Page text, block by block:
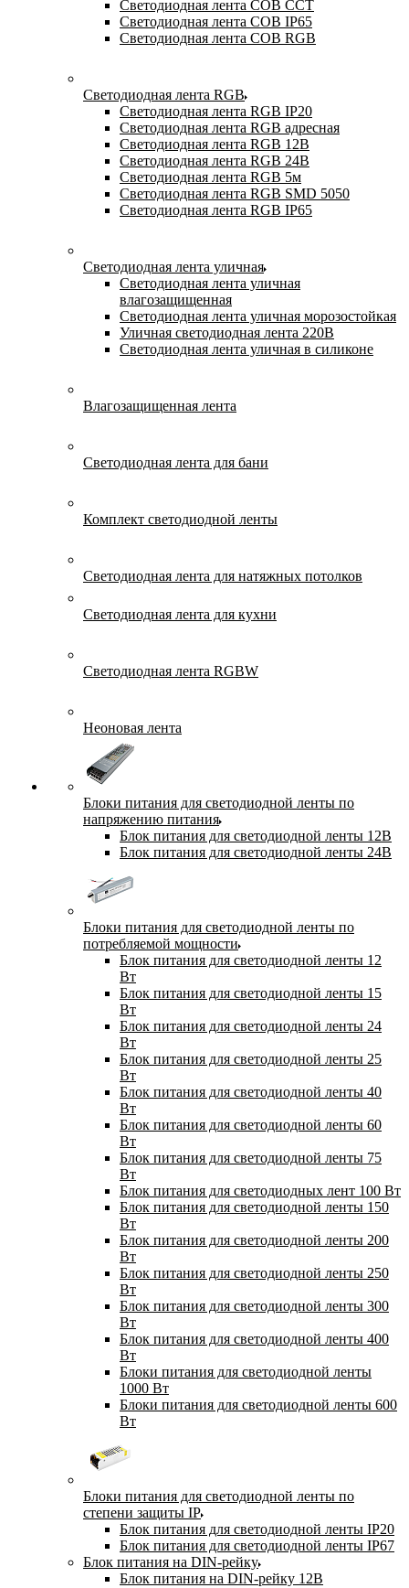
Светодиодная лента COB CCT
Светодиодная лента COB IP65
Светодиодная лента COB RGB
Светодиодная лента RGB
Светодиодная лента RGB IP20
Светодиодная лента RGB адресная
Светодиодная лента RGB 12В
Светодиодная лента RGB 24В
Светодиодная лента RGB 5м
Светодиодная лента RGB SMD 5050
Светодиодная лента RGB IP65
Светодиодная лента уличная
Светодиодная лента уличная
влагозащищенная
Светодиодная лента уличная морозостойкая
Уличная светодиодная лента 220В
Светодиодная лента уличная в силиконе
Влагозащищенная лента
Светодиодная лента для бани
Комплект светодиодной ленты
Светодиодная лента для натяжных потолков
Светодиодная лента для кухни
Светодиодная лента RGBW
Неоновая лента
Блоки питания для светодиодной ленты по
напряжению питания
Блок питания для светодиодной ленты 12В
Блок питания для светодиодной ленты 24В
Блоки питания для светодиодной ленты по
потребляемой мощности
Блок питания для светодиодной ленты 12
Вт
Блок питания для светодиодной ленты 15
Вт
Блок питания для светодиодной ленты 24
Вт
Блок питания для светодиодной ленты 25
Вт
Блок питания для светодиодной ленты 40
Вт
Блок питания для светодиодной ленты 60
Вт
Блок питания для светодиодной ленты 75
Вт
Блок питания для светодиодных лент 100 Вт
Блок питания для светодиодной ленты 150
Вт
Блок питания для светодиодной ленты 200
Вт
Блок питания для светодиодной ленты 250
Вт
Блок питания для светодиодной ленты 300
Вт
Блок питания для светодиодной ленты 400
Вт
Блоки питания для светодиодной ленты
1000 Вт
Блоки питания для светодиодной ленты 600
Вт
Блоки питания для светодиодной ленты по
степени защиты IP
Блок питания для светодиодной ленты IP20
Блок питания для светодиодной ленты IP67
Блок питания на DIN-рейку
Блок питания на DIN-рейку 12В